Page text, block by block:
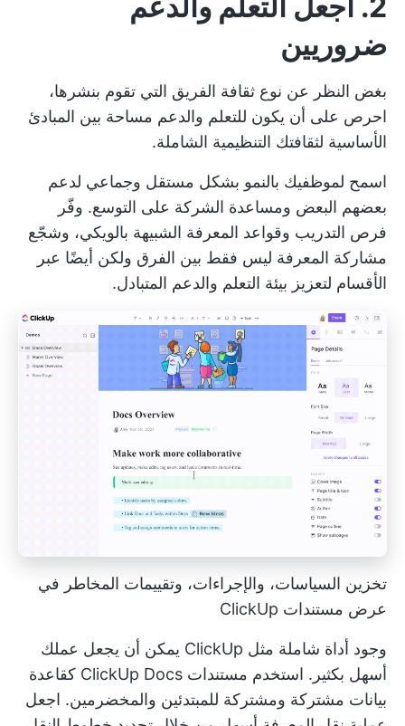
2. اجعل التعلم والدعم
ضروريين
بغض النظر عن نوع ثقافة الفريق التي تقوم بنشرها،
احرص على أن يكون للتعلم والدعم مساحة بين المبادئ
الأساسية لثقافتك التنظيمية الشاملة.
اسمح لموظفيك بالنمو بشكل مستقل وجماعي لدعم
بعضهم البعض ومساعدة الشركة على التوسع. وفّر
فرص التدريب وقواعد المعرفة الشبيهة بالويكي، وشجّع
مشاركة المعرفة ليس فقط بين الفرق ولكن أيضًا عبر
الأقسام لتعزيز بيئة التعلم والدعم المتبادل.
تخزين السياسات، والإجراءات، وتقييمات المخاطر في
عرض مستندات ClickUp
وجود أداة شاملة مثل ClickUp يمكن أن يجعل عملك
أسهل بكثير. استخدم مستندات ClickUp Docs كقاعدة
بيانات مشتركة ومشتركة للمبتدئين والمخضرمين. اجعل